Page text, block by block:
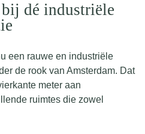
dé industriële
een rauwe en industriële
de rook van Amsterdam. Dat
meter aan
ruimtes die zowel